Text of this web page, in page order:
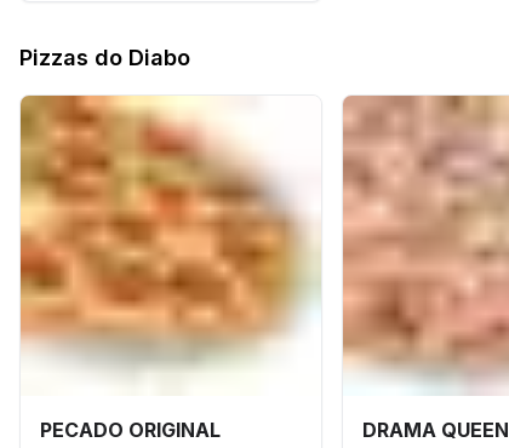
Pizzas do Diabo
PECADO ORIGINAL DRAMA QUEEN